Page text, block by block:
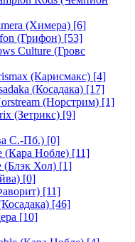
(Химера) [6]
(Грифон) [53]
Culture (Гровс
(Карисмакс) [4]
(Косадака) [17]
(Норстрим) [1]
(Зетрикс) [9]
С.-Пб.) [0]
(Кара Нобле) [11]
Хол) [1]
[0]
[11]
[46]
[10]